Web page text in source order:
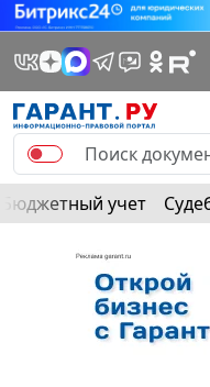
Бюджетный учет